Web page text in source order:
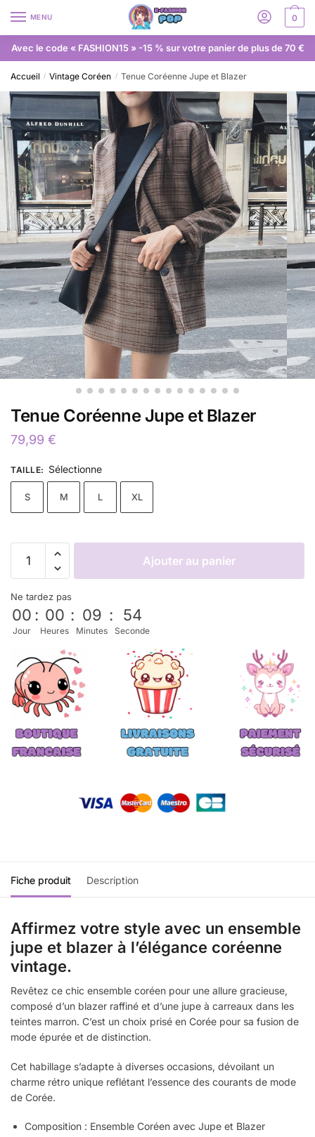
MENU 0
Avec le code « FASHION15 » -15 % sur votre panier de plus de 70 €
Accueil / Vintage Coréen / Tenue Coréenne Jupe et Blazer
Tenue Coréenne Jupe et Blazer
79,99 €
TAILLE: Sélectionne
S M L XL
Ajouter au panier
Ne tardez pas
00
Jour
: 00
Heures
: 09
Minutes
: 52
Seconde
Fiche produit Description
Affirmez votre style avec un ensemble
jupe et blazer à l’élégance coréenne
vintage.
Revêtez ce chic ensemble coréen pour une allure gracieuse,
composé d’un blazer raffiné et d’une jupe à carreaux dans les
teintes marron. C’est un choix prisé en Corée pour sa fusion de
mode épurée et de distinction.
Cet habillage s’adapte à diverses occasions, dévoilant un
charme rétro unique reflétant l’essence des courants de mode
de Corée.
Composition : Ensemble Coréen avec Jupe et Blazer